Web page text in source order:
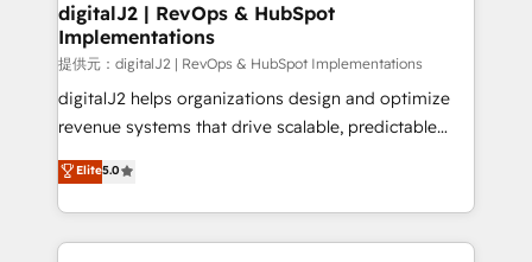
digitalJ2 | RevOps & HubSpot
Implementations
提供元：digitalJ2 | RevOps & HubSpot Implementations
digitalJ2 helps organizations design and optimize
revenue systems that drive scalable, predictable
growth. As a triple-accredited HubSpot Solutions
Partner, we specialize in both strategic RevOps
planning and hands-on technical execution - building
the operational foundation companies need to
Elite5.0